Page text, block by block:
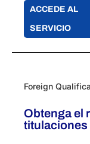
ACCEDE AL
SERVICIO
Foreign
Obtenga el
titulaciones